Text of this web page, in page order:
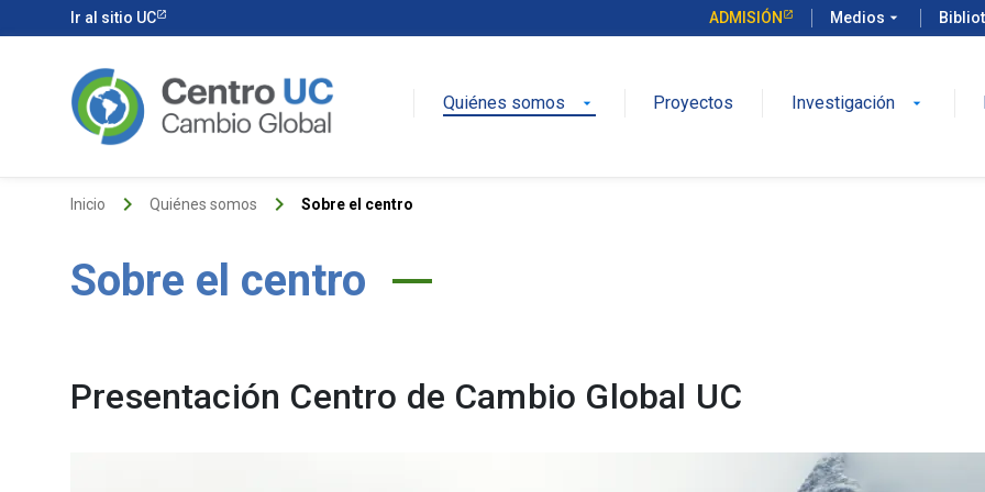
Ir al sitio UC ADMISIÓN Medios arrow_drop_down
Quiénes somos arrow_drop_down Proyectos Investigación arrow_drop_down
Inicio keyboard_arrow_right Quiénes somos keyboard_arrow_right Sobre el centro
Sobre el centro
Presentación Centro de Cambio Global UC